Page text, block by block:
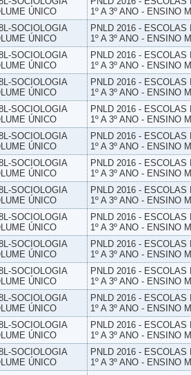
ÚNICO
1º A 3º ANO - ENSINO
SOCIOLOGIA
ÚNICO
PNLD 2016 -
1º A 3º ANO - ENSINO
SOCIOLOGIA
ÚNICO
PNLD 2016 -
1º A 3º ANO - ENSINO
SOCIOLOGIA
ÚNICO
PNLD 2016 -
1º A 3º ANO - ENSINO
SOCIOLOGIA
ÚNICO
PNLD 2016 -
1º A 3º ANO - ENSINO
SOCIOLOGIA
ÚNICO
PNLD 2016 -
1º A 3º ANO - ENSINO
SOCIOLOGIA
ÚNICO
PNLD 2016 -
1º A 3º ANO - ENSINO
SOCIOLOGIA
ÚNICO
PNLD 2016 -
1º A 3º ANO - ENSINO
SOCIOLOGIA
ÚNICO
PNLD 2016 -
1º A 3º ANO - ENSINO
SOCIOLOGIA
ÚNICO
PNLD 2016 -
1º A 3º ANO - ENSINO
SOCIOLOGIA
ÚNICO
PNLD 2016 -
1º A 3º ANO - ENSINO
SOCIOLOGIA
ÚNICO
PNLD 2016 -
1º A 3º ANO - ENSINO
SOCIOLOGIA
ÚNICO
PNLD 2016 -
1º A 3º ANO - ENSINO
SOCIOLOGIA
ÚNICO
PNLD 2016 -
1º A 3º ANO - ENSINO